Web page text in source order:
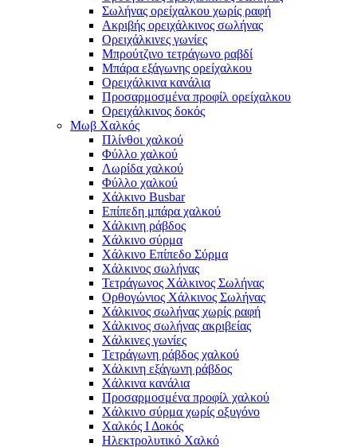
Σωλήνας ορείχαλκου χωρίς ραφή
Ακριβής ορειχάλκινος σωλήνας
Ορειχάλκινες γωνίες
Μπρούτζινο τετράγωνο ραβδί
Μπάρα εξάγωνης ορείχαλκου
Ορειχάλκινα κανάλια
Προσαρμοσμένα προφίλ ορείχαλκου
Ορειχάλκινος δοκός
Μωβ Χαλκός
Πλίνθοι χαλκού
Φύλλο χαλκού
Λωρίδα χαλκού
Φύλλο χαλκού
Χάλκινο Busbar
Επίπεδη μπάρα χαλκού
Χάλκινη ράβδος
Χάλκινο σύρμα
Χάλκινο Επίπεδο Σύρμα
Χάλκινος σωλήνας
Τετράγωνος Χάλκινος Σωλήνας
Ορθογώνιος Χάλκινος Σωλήνας
Χάλκινος σωλήνας χωρίς ραφή
Χάλκινος σωλήνας ακριβείας
Χάλκινες γωνίες
Τετράγωνη ράβδος χαλκού
Χάλκινη εξάγωνη ράβδος
Χάλκινα κανάλια
Προσαρμοσμένα προφίλ χαλκού
Χάλκινο σύρμα χωρίς οξυγόνο
Χαλκός Ι Δοκός
Ηλεκτρολυτικό Χαλκό